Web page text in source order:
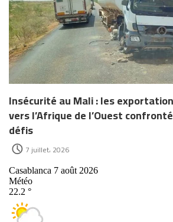
Insécurité au Mali : les
vers l’Afrique de l’Ouest
défis
7 juillet، 2026